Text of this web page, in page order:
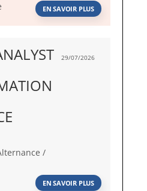
EN SAVOIR PLUS
29/07/2026
/
EN SAVOIR PLUS